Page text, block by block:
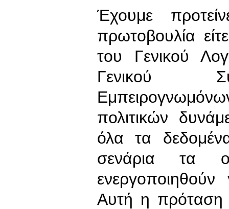
Έχουμε
πρωτοβουλία
του Γενικού
Γενικού
πολιτικών
όλα τα
σενάρια τα
Αυτή η πρόταση